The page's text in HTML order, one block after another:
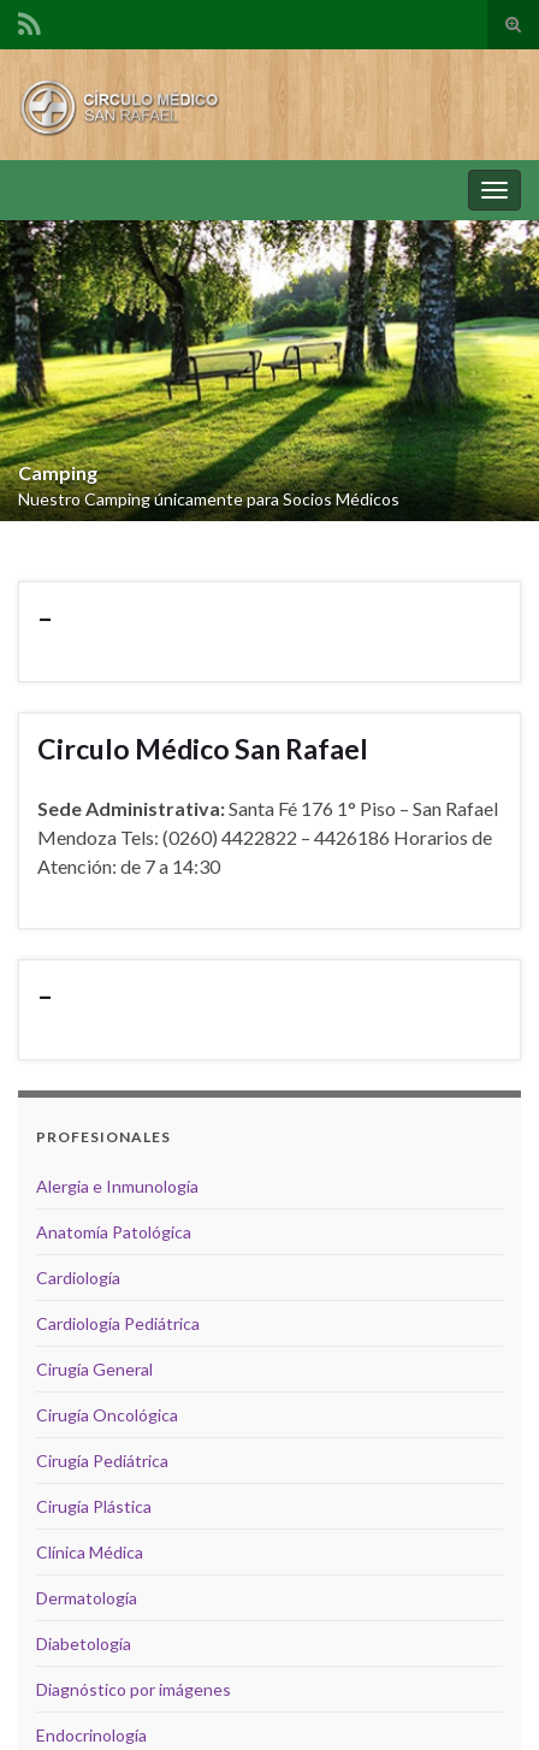
el
la
Camping
Nuestro Camping únicamente para Socios Médicos
–
Circulo Médico San Rafael
Sede Administrativa:Santa Fé 176 1° Piso – San Rafael
Mendoza Tels: (0260) 4422822 – 4426186 Horarios de
Atención: de 7 a 14:30
–
PROFESIONALES
Alergia e Inmunología
Anatomía Patológica
Cardiología
Cardiología Pediátrica
Cirugía General
Cirugía Oncológica
Cirugía Pediátrica
Cirugía Plástica
Clínica Médica
Dermatología
Diabetología
Diagnóstico por imágenes
Endocrinología